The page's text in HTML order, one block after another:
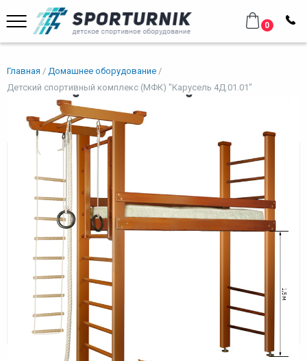
0
Главная
Домашнее оборудование
Детский спортивный комплекс (МФК) "Карусель 4Д.01.01"
Детский спортивный комплекс
(МФК) "Карусель 4Д.01.01"